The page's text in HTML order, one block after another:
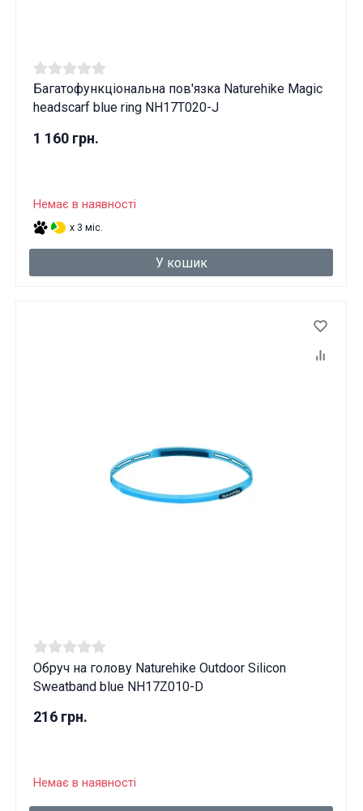
Багатофункціональна пов'язка Naturehike Magic
headscarf blue ring NH17T020-J
1 160 грн.
Немає в наявності
x 3 міс.
У кошик
Обруч на голову Naturehike Outdoor Silicon
Sweatband blue NH17Z010-D
216 грн.
Немає в наявності